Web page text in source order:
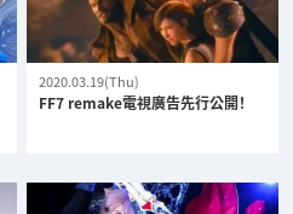
2020.03.19(Thu)
FF7 remake電視廣告先行公開！